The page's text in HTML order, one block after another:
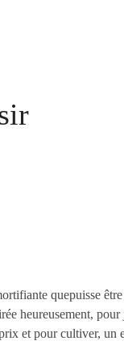
quepuisse
heureusement,
et pour cultiver, un